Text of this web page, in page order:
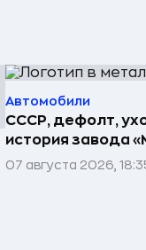
Автомобили
СССР, дефолт,
история завода
07 августа 2026,